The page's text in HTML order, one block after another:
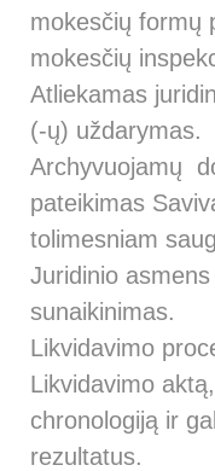
mokesčių formų
mokesčių
Atliekamas
(-ų) uždarymas.
Archyvuojamų
pateikimas
tolimesniam
Juridinio
sunaikinimas.
Likvidavimo
Likvidavimo
chronologiją ir
rezultatus.